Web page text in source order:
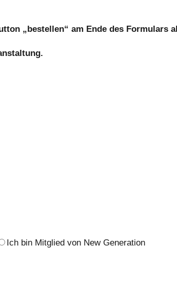
„bestellen“ am Ende des Formulars
Ich bin Mitglied von New Generation